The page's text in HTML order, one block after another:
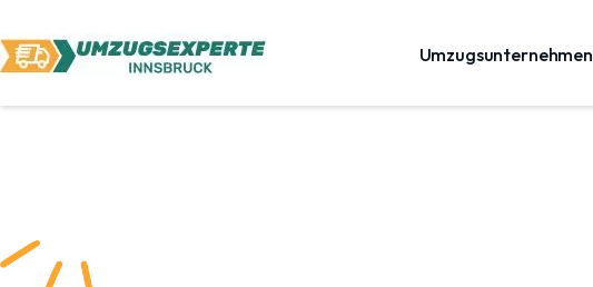
Umzugsunternehmen